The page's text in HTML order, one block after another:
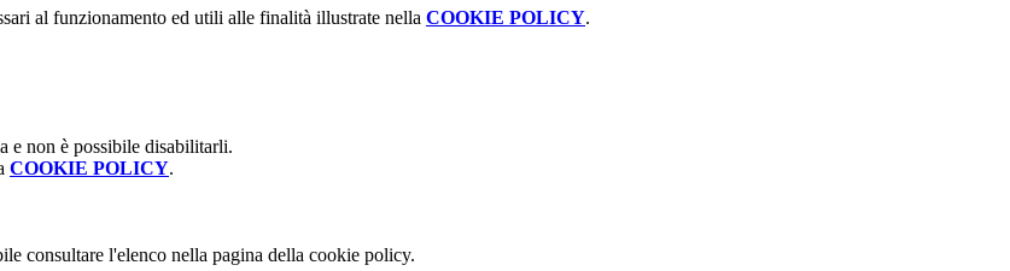
al funzionamento ed utili alle finalità illustrate nella COOKIE POLICY.
e non è possibile disabilitarli.
COOKIE POLICY.
consultare l'elenco nella pagina della cookie policy.